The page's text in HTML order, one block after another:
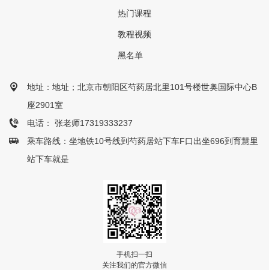
热门课程
教程视频
黑名单
地址：地址；北京市朝阳区芍药居北里101号楼世奥国际中心B
座2901室
电话： 张老师17319333237
乘车路线：坐地铁10号线到芍药居站下车F口出坐696到育慧里
站下车就是
手机扫一扫
关注我们的官方微信